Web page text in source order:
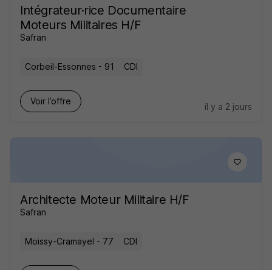
Intégrateur·rice Documentaire
Moteurs Militaires H/F
Safran
Corbeil-Essonnes - 91 CDI
Voir l’offre
il y a 2 jours
Architecte Moteur Militaire H/F
Safran
Moissy-Cramayel - 77 CDI